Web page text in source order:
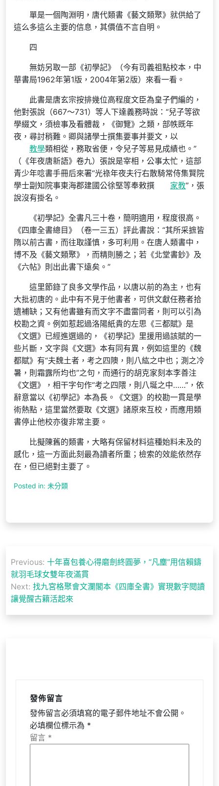
單是一個陶淵明，唐代類書《藝文類聚》就供給了
這么多這么主要的信息，其價值不言自明。
四
無妨另取一部《初學記》（今有司義祖點校本，中
華書局1962年第1版，2004年第2版）來看一看。
此書是唐玄宗按排幾位高程度文臣為皇子們編的，
他對張說（667～731）等人下達義務時說：“兒子等欲
學綴文，須檢事及看體裁，《御覽》之類，部帙既年
夜，尋討稍難。卿與諸學士撰集要事并要文，以
教學類相從，務取省便，令兒子等易見成績也。”
（《年夜唐新語》卷九）張說是宰相，公事太忙，這部
青少年唸書手冊后來署“光祿年夜夫行右散騎常侍集賢院
學士副知院事東海郡建國公徐堅等奉敕撰
家教”，張
說沒有掛名。
《初學記》全書凡三十卷，簡明適用，程度很高。
《四庫全書總目》（卷一三五）評此書說：“其所采摭皆
隋以前古書，而往取謹慎，多可利用。在唐人類書中，
博不及《藝文類聚》，而精則勝之；若《北堂書鈔》及
《六帖》則出此書下遠矣。”
這里節錄了良多文學作品，以唐以前的為主，也有
大批初唐的。此中有不見于他書者，可供文獻任務者拾
遺補缺；又有他書雖有而文字不盡雷同者，則可以引為
校勘之資。例如惹起過洛陽紙貴的左思《三都賦》是
《文選》已經進選過的，《初學記》里援用過該賦的一
些片斷，文字與《文選》本有同有異，例如這里的《魏
都賦》有“夫魏土者，考之四隩，則八紘之中也；測之冷
暑，則霜露所均也”之句，而通行的胡克家刻本李善注
《文選》，相干字句作“考之四隈，則八埏之中……”，依
辭意當以《初學記》本為長。《文選》的校勘一貫是學
術熱點，這里當然要取《文選》諸原來互校，而應用類
書停止他校亦復非常主要。
比擬陳舊的類書，大略有保留材料這種始料未及的
感化，這一方面此刻最為讀者所重；檢索的效能依然存
在，但已絕對主要了。
Posted in: 未分類
章
導
覽
Previous: 十年喜包養心得磨劍終圓夢，“凡塵”用信賴鑄
就羽毛球女雙年夜滿貫
Next: 找九宮格聚會文瀾閣本《四庫全書》實現數字閱讀
讓覺醒古籍活起來
發佈留言
發佈留言必須填寫的電子郵件地址不會公開。
必填欄位標示為 *
留言 *